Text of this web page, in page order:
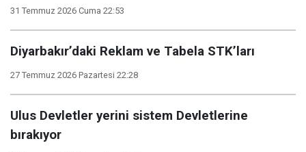
31 Temmuz 2026 Cuma 22:53
Diyarbakır’daki Reklam ve Tabela STK’ları
27 Temmuz 2026 Pazartesi 22:28
Ulus Devletler yerini sistem Devletlerine
bırakıyor